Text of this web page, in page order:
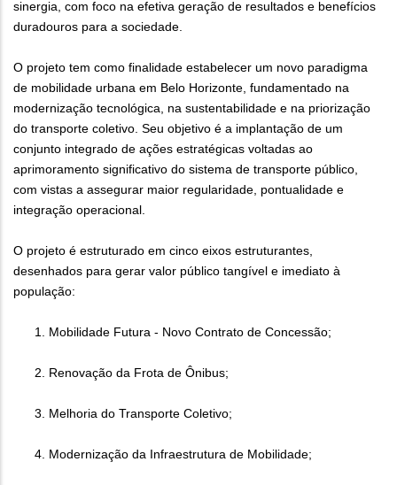
sinergia, com foco na efetiva geração de resultados e benefícios
duradouros para a sociedade.
O projeto tem como finalidade estabelecer um novo paradigma
de mobilidade urbana em Belo Horizonte, fundamentado na
modernização tecnológica, na sustentabilidade e na priorização
do transporte coletivo. Seu objetivo é a implantação de um
conjunto integrado de ações estratégicas voltadas ao
aprimoramento significativo do sistema de transporte público,
com vistas a assegurar maior regularidade, pontualidade e
integração operacional.
O projeto é estruturado em cinco eixos estruturantes,
desenhados para gerar valor público tangível e imediato à
população:
Mobilidade Futura - Novo Contrato de Concessão;
Renovação da Frota de Ônibus;
Melhoria do Transporte Coletivo;
Modernização da Infraestrutura de Mobilidade;